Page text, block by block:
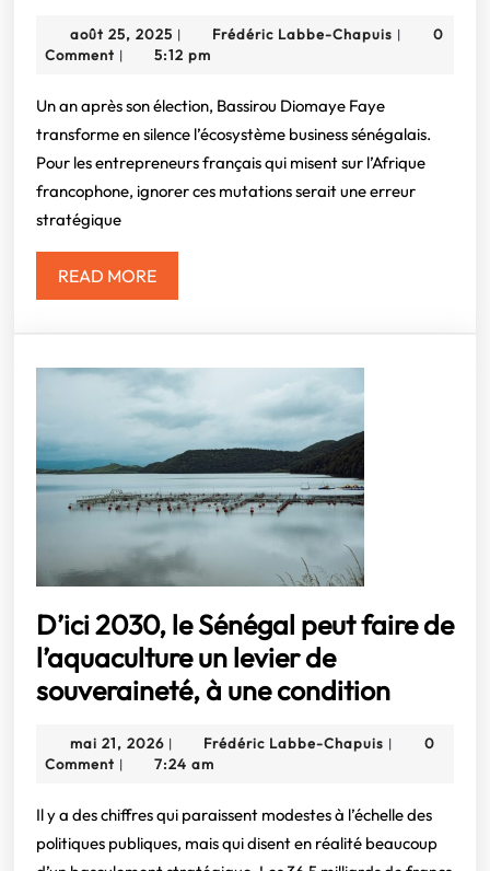
Le
intelligent »
de
Faye
n’est
pour
les
entrepreneurs
français
visionnaires.
C’est
plus
grande
opportunité
depuis
des
décennies.
août 25, 2025 août
25,
| Frédéric Labbe-Chapuis Frédéric
|
0
Comment | 5:12 pm
Un an après son élection, Bassirou Diomaye Faye
transforme en silence l’écosystème business sénégalais.
Pour les entrepreneurs français qui misent sur l’Afrique
francophone, ignorer ces mutations serait une erreur
stratégique
READ MOREREAD
MORE
D’ici 2030, le Sénégal peut faire de
l’aquaculture un levier de
souveraineté, à une conditionD’ici
le
peut
faire
mai 21, 2026mai
21,
| Frédéric Labbe-Chapuis Frédéric
|
0
Comment | 7:24 am
Il y a des chiffres qui paraissent modestes à l’échelle des
politiques publiques, mais qui disent en réalité beaucoup